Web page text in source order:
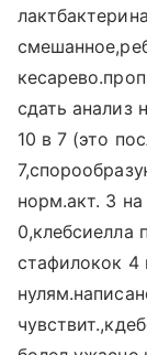
сдать анализ
10 в 7 (это
норм.акт. 3
0,клебсиелла
стафилокок 4